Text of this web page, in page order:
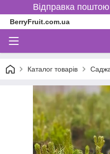
Відправка
BerryFruit.com.ua
Каталог товарів